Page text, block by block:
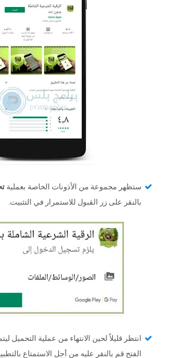
ستظهر مجموعة من الأذونات الخاصة بعملية
بالنقر على زر القبول للاستمرار في التثبيت.
انتظر قليلاً لحين الانتهاء من عملية التحميل
الفتح قم بالنقر عليه من أجل الاستمتاع